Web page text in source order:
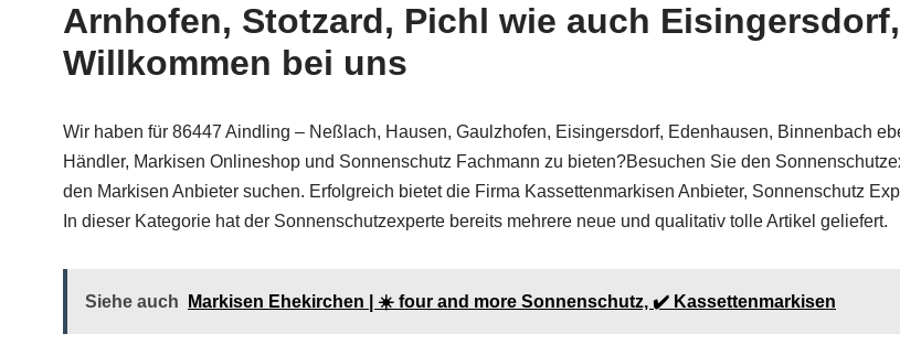
Arnhofen, Stotzard, Pichl wie auch
Willkommen bei uns
Wir haben für 86447 Aindling – Neßlach, Hausen, Gaulzhofen, Eisingersdorf, Edenhausen, Binnenbach
Händler, Markisen Onlineshop und Sonnenschutz Fachmann zu bieten?Besuchen Sie den
den Markisen Anbieter suchen. Erfolgreich bietet die Firma Kassettenmarkisen Anbieter, Sonnenschutz
In dieser Kategorie hat der Sonnenschutzexperte bereits mehrere neue und qualitativ tolle Artikel geliefert.
Siehe auch Markisen Ehekirchen | ☀️ four and more Sonnenschutz, ✔️ Kassettenmarkisen